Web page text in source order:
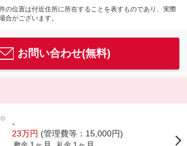
の位置は付近住所に所在することを表すものであり、実際
合がございます。
お問い合わせ(無料)
-
23万円 (管理費等：15,000円)